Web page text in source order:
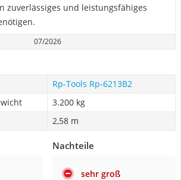
zuverlässiges und leistungsfähiges
07/2026
Rp-Tools Rp-6213B2
3.200 kg
2,58 m
Nachteile
sehr groß